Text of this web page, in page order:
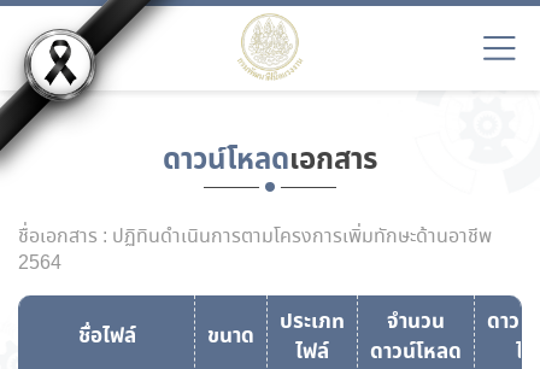
ดาวน์โหลดเอกสาร
ชื่อเอกสาร : ปฏิทินดำเนินการตามโครงการเพิ่มทักษะด้านอาชีพ
2564
ชื่อไฟล์ ขนาด
ประเภท
ไฟล์
จำนวน
ดาวน์โหลด
ดาวน์
ไ